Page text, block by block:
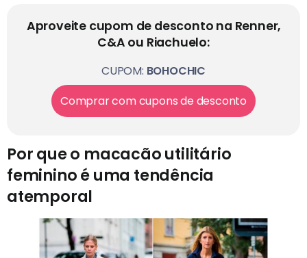
Aproveite cupom de desconto na Renner,
C&A ou Riachuelo:
CUPOM: BOHOCHIC
Comprar com cupons de desconto
Por que o macacão utilitário
feminino é uma tendência
atemporal